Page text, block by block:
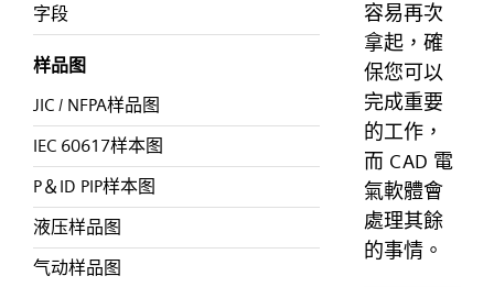
字段
样品图
JIC / NFPA样品图
IEC 60617样本图
P＆ID PIP样本图
液压样品图
气动样品图
容易再次
拿起，確
保您可以
完成重要
的工作，
而 CAD 電
氣軟體會
處理其餘
的事情。